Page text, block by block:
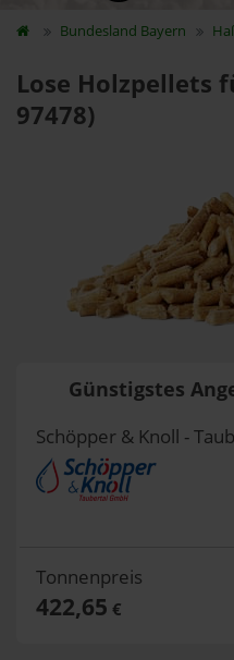
Bundesland Bayern
Lose Holzpellets
97478)
Günstigstes
Schöpper & Knoll -
Tonnenpreis
422,65 €